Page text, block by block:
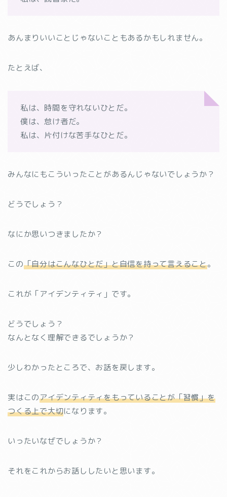
あんまりいいことじゃないこともあるかもしれません。
たとえば、
私は、時間を守れないひとだ。
僕は、怠け者だ。
私は、片付けな苦手なひとだ。
みんなにもこういったことがあるんじゃないでしょうか？
どうでしょう？
なにか思いつきましたか？
この「自分はこんなひとだ」と自信を持って言えること。
これが「アイデンティティ」です。
どうでしょう？
なんとなく理解できるでしょうか？
少しわかったところで、お話を戻します。
実はこのアイデンティティをもっていることが「習慣」を
つくる上で大切になります。
いったいなぜでしょうか？
それをこれからお話ししたいと思います。